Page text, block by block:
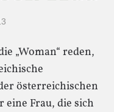
„Woman“ reden,
österreichischen
eine Frau, die sich